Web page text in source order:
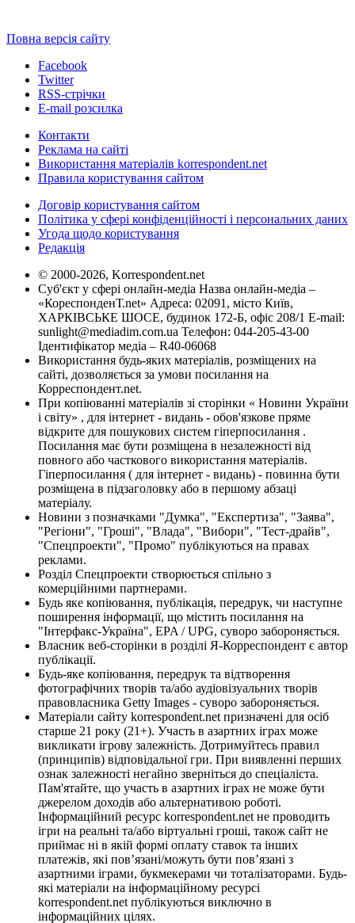
Повна версія сайту
Facebook
Twitter
RSS-стрічки
E-mail розсилка
Контакти
Реклама на сайті
Використання матеріалів korrespondent.net
Правила користування сайтом
Договір користування сайтом
Політика у сфері конфіденційності і персональних даних
Угода щодо користування
Редакція
© 2000-2026, Korrespondent.net
Суб'єкт у сфері онлайн-медіа Назва онлайн-медіа –
«КореспонденТ.net» Адреса: 02091, місто Київ,
ХАРКІВСЬКЕ ШОСЕ, будинок 172-Б, офіс 208/1 E-mail:
sunlight@mediadim.com.ua Телефон: 044-205-43-00
Ідентифікатор медіа – R40-06068
Використання будь-яких матеріалів, розміщених на
сайті, дозволяється за умови посилання на
Корреспондент.net.
При копіюванні матеріалів зі сторінки « Новини України
і світу» , для інтернет - видань - обов'язкове пряме
відкрите для пошукових систем гіперпосилання .
Посилання має бути розміщена в незалежності від
повного або часткового використання матеріалів.
Гіперпосилання ( для інтернет - видань) - повинна бути
розміщена в підзаголовку або в першому абзаці
матеріалу.
Новини з позначками "Думка", "Експертиза", "Заява",
"Регіони", "Гроші", "Влада", "Вибори", "Тест-драйв",
"Спецпроекти", "Промо" публікуються на правах
реклами.
Розділ Спецпроекти створюється спільно з
комерційними партнерами.
Будь яке копіювання, публікація, передрук, чи наступне
поширення інформації, що містить посилання на
"Інтерфакс-Україна", EPA / UPG, суворо забороняється.
Власник веб-сторінки в розділі Я-Корреспондент є автор
публікації.
Будь-яке копіювання, передрук та відтворення
фотографічних творів та/або аудіовізуальних творів
правовласника Getty Images - суворо забороняється.
Матеріали сайту korrespondent.net призначені для осіб
старше 21 року (21+). Участь в азартних іграх може
викликати ігрову залежність. Дотримуйтесь правил
(принципів) відповідальної гри. При виявленні перших
ознак залежності негайно зверніться до спеціаліста.
Пам'ятайте, що участь в азартних іграх не може бути
джерелом доходів або альтернативою роботі.
Інформаційний ресурс korrespondent.net не проводить
ігри на реальні та/або віртуальні гроші, також сайт не
приймає ні в якій формі оплату ставок та інших
платежів, які пов’язані/можуть бути пов’язані з
азартними іграми, букмекерами чи тоталізаторами. Будь-
які матеріали на інформаційному ресурсі
korrespondent.net публікуються виключно в
інформаційних цілях.